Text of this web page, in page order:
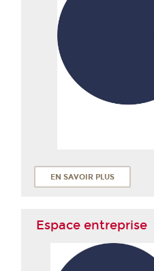
EN SAVOIR PLUS
Espace entreprise